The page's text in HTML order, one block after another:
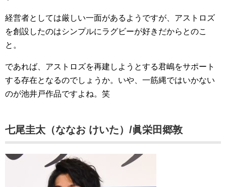
経営者としては厳しい一面があるようですが、アストロズ
を創設したのはシンプルにラグビーが好きだからとのこ
と。
であれば、アストロズを再建しようとする君嶋をサポート
する存在となるのでしょうか。いや、一筋縄ではいかない
のが池井戸作品ですよね。笑
七尾圭太（ななお けいた）/眞栄田郷敦